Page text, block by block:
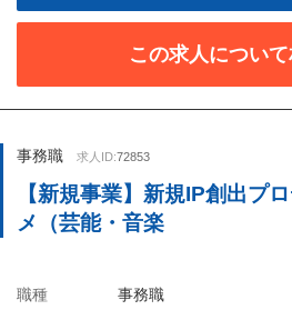
この求人につい
事務職 求人ID:72853
【新規事業】新規IP創出プ
メ（芸能・音楽
職種 事務職